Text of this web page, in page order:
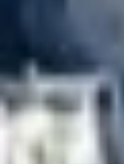
Το επόμενο βήμα
NASA
Στις επόμενες ημέρες, η NASA
σε «πραγματικές συνθήκες
φτάνει ταχύτητα Mach 1.4 σε
μέτρων). Οι δοκιμές αυτές θα
πριν από τις πτήσεις πάνω από
ΗΠΑ.